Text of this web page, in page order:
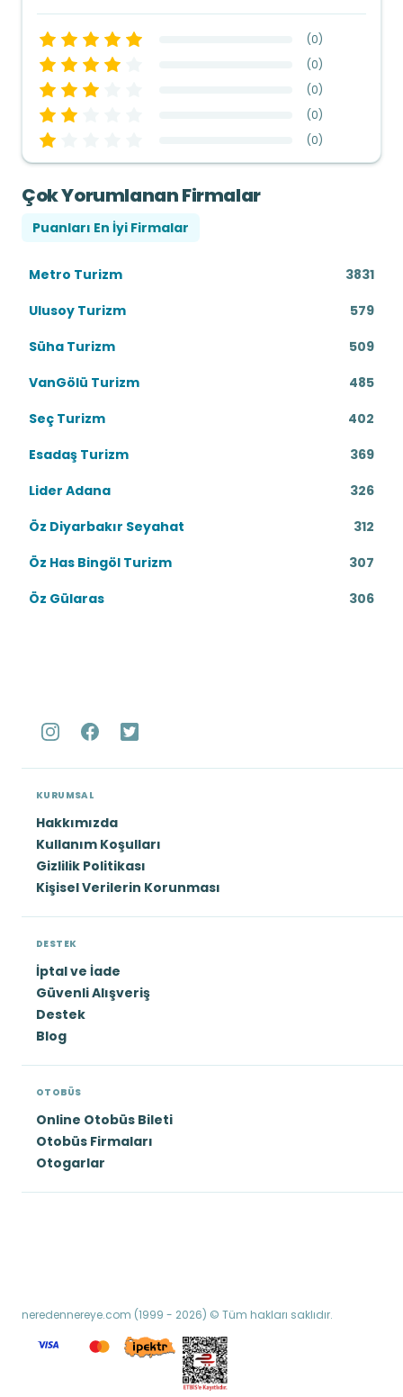
(0)
(0)
(0)
(0)
(0)
Çok Yorumlanan Firmalar
Puanları En İyi Firmalar
Metro Turizm
3831
Ulusoy Turizm
579
Süha Turizm
509
VanGölü Turizm
485
Seç Turizm
402
Esadaş Turizm
369
Lider Adana
326
Öz Diyarbakır Seyahat
312
Öz Has Bingöl Turizm
307
Öz Gülaras
306
KURUMSAL
Hakkımızda
Kullanım Koşulları
Gizlilik Politikası
Kişisel Verilerin Korunması
DESTEK
İptal ve İade
Güvenli Alışveriş
Destek
Blog
OTOBÜS
Online Otobüs Bileti
Otobüs Firmaları
Otogarlar
neredennereye.com (1999 - 2026) © Tüm hakları saklıdır.